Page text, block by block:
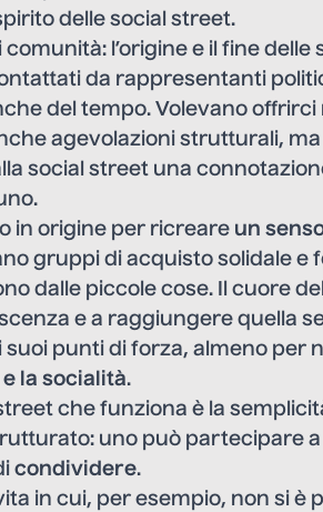
delle social street.
l’origine e il fine delle
da rappresentanti
del tempo. Volevano offrirci
agevolazioni strutturali, ma
social street una
in origine per ricreare un
gruppi di acquisto solidale e
dalle piccole cose. Il cuore
e a raggiungere quella
punti di forza, almeno per
la socialità.
che funziona è la
uno può partecipare
condividere.
in cui, per esempio, non si è